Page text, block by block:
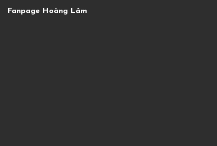
Fanpage Hoàng Lâm